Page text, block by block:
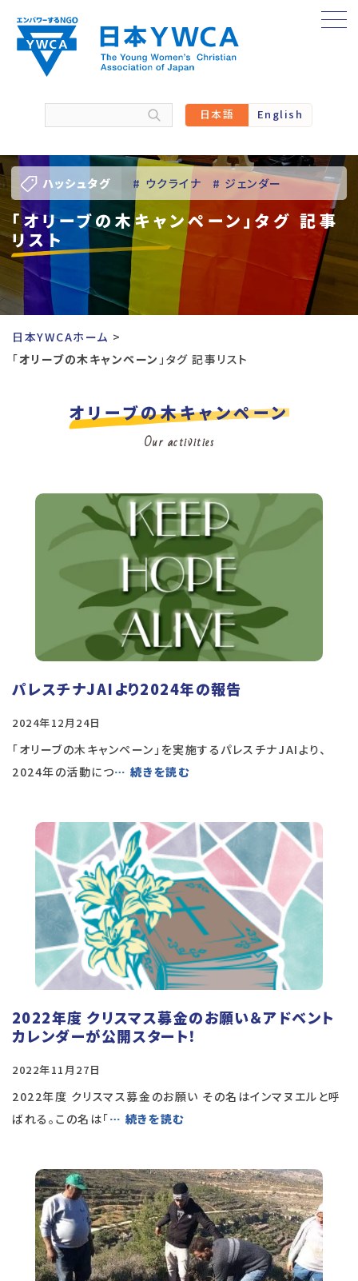
content
日本語 English
ハッシュタグ # ウクライナ # ジェンダー
# バーチャル訪問 # パレスチナ
# 人権 # 国際協力
# 地域YWCA
# 東日本大震災被災者支援
# 若い女性のリーダーシップ
「オリーブの木キャンペーン」タグ 記事
リスト
日本YWCAホーム
「オリーブの木キャンペーン 」タグ 記事リスト
オリーブの木キャンペーン
Our activities
パレスチナJAIより2024年の報告
2024年12月24日
「オリーブの木キャンペーン」を実施するパレスチナJAIより、
2024年の活動につ… 続きを読む
2022年度 クリスマス募金のお願い＆アドベント
カレンダーが公開スタート！
2022年11月27日
2022年度 クリスマス募金のお願い その名はインマヌエルと呼
ばれる。この名は「… 続きを読む